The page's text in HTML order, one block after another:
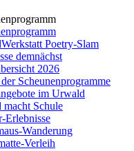
Poetry-Slam
demnächst
2026
Scheunenprogramme
im Urwald
Schule
Erlebnisse
Wanderung
Verleih